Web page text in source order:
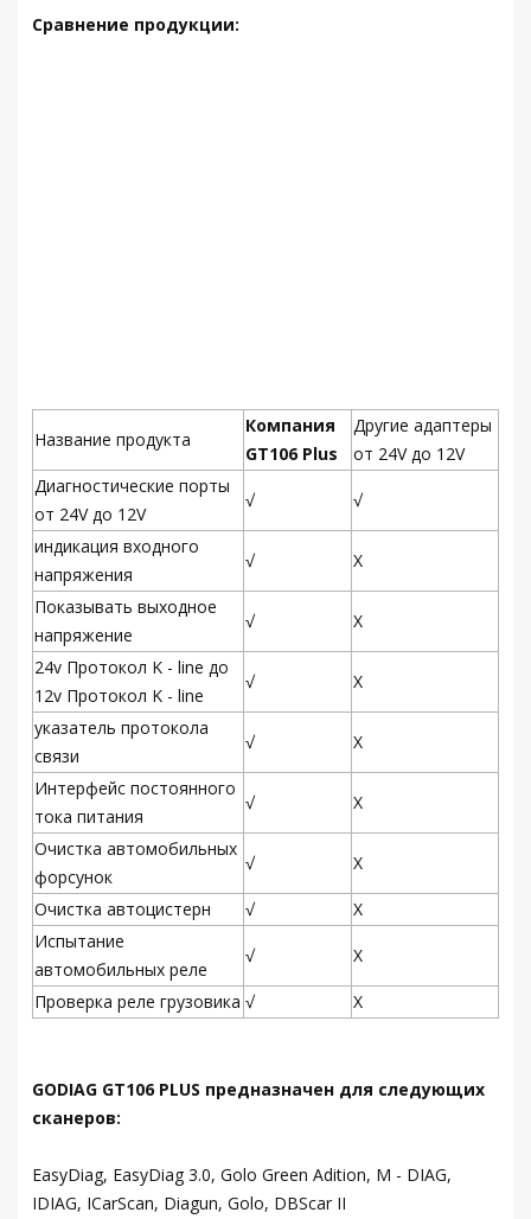
Сравнение продукции:
Название продукта
Компания
GT106 Plus
Другие адаптеры
от 24V до 12V
Диагностические порты
от 24V до 12V
√ √
индикация входного
напряжения
√ Х
Показывать выходное
напряжение
√ Х
24v Протокол K - line до
12v Протокол K - line
√ Х
указатель протокола
связи
√ Х
Интерфейс постоянного
тока питания
√ Х
Очистка автомобильных
форсунок
√ Х
Очистка автоцистерн √
Х
Испытание
автомобильных реле
√ Х
Проверка реле грузовика √ Х
GODIAG GT106 PLUS предназначен для следующих
сканеров:
EasyDiag, EasyDiag 3.0, Golo Green Adition, M - DIAG,
IDIAG, ICarScan, Diagun, Golo, DBScar II